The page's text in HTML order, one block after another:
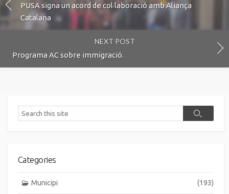
PUSA signa un acord de col·laboració amb Aliança
Catalana
NEXT POST
Programa AC sobre immigració.
Search
Search
Categories
Municipi (193)